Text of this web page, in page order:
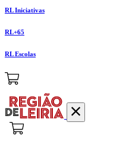
RL Iniciativas
RL+65
RL Escolas